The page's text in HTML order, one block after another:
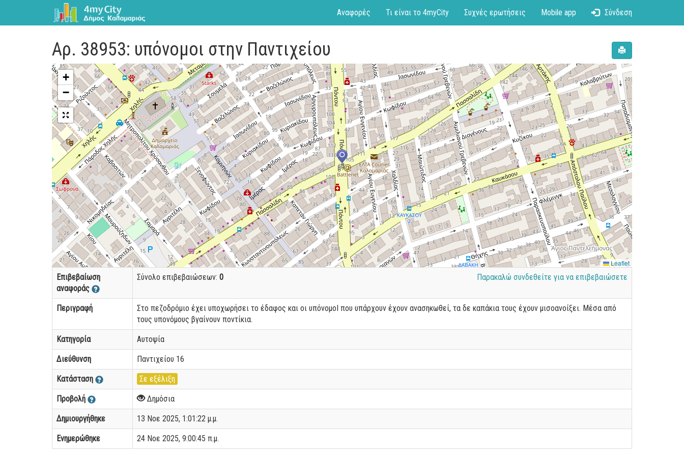
Αναφορές Τι είναι το 4myCity Συχνές ερωτήσεις Mobile app Σύνδεση
Αρ. 38953: υπόνομοι στην Παντιχείου
+
−
Leaflet
Επιβεβαίωση
αναφοράς
Σύνολο επιβεβαιώσεων: 0 Παρακαλώ συνδεθείτε για να επιβεβαιώσετε
Περιγραφή
Στο πεζοδρόμιο έχει υποχωρήσει το έδαφος και οι υπόνομοΙ που υπάρχουν έχουν ανασηκωθεί, τα δε καπάκια τους έχουν μισοανοίξει. Μέσα από
τους υπονόμους βγαίνουν ποντίκια.
Κατηγορία Αυτοψία
Διεύθυνση Παντιχείου 16
Κατάσταση Σε εξέλιξη
Προβολή Δημόσια
Δημιουργήθηκε 13 Νοε 2025, 1:01:22 μ.μ.
Ενημερώθηκε 24 Νοε 2025, 9:00:45 π.μ.